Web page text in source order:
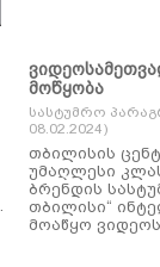
მოწყობა
სასტუმრო
08.02.2024)
თბილისის
უმაღლესი
ბრენდის
თბილისი“
მოაწყო